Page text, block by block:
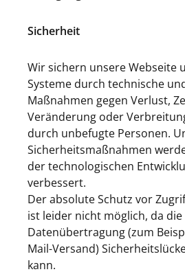
Sicherheit
Wir sichern unsere Webseite
Systeme durch technische
Maßnahmen gegen Verlust,
Veränderung oder
durch unbefugte Personen.
Sicherheitsmaßnahmen
der technologischen
verbessert.
Der absolute Schutz vor
ist leider nicht möglich, da
Datenübertragung (zum
Mail-Versand)
kann.